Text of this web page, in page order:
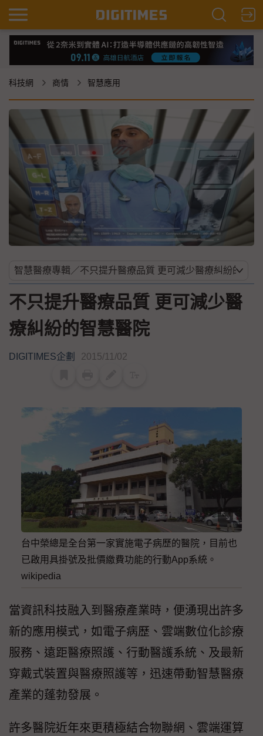
科技網 商情 智慧應用
不只提升醫療品質 更可減少醫
療糾紛的智慧醫院
DIGITIMES企劃 2015/11/02
台中榮總是全台第一家實施電子病歷的醫院，目前也
已啟用具掛號及批價繳費功能的行動App系統。
wikipedia
當資訊科技融入到醫療產業時，便湧現出許多
新的應用模式，如電子病歷、雲端數位化診療
服務、遠距醫療照護、行動醫護系統、及最新
穿戴式裝置與醫療照護等，迅速帶動智慧醫療
產業的蓬勃發展。
許多醫院近年來更積極結合物聯網、雲端運算